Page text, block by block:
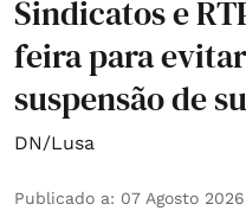
Sindicatos e
feira para
suspensão de
DN/Lusa
Publicado a: 07 Agosto